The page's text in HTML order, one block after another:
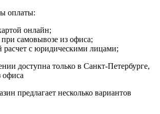
оплаты:
онлайн;
самовывозе из офиса;
расчет с юридическими лицами;
доступна только в Санкт-Петербурге,
офиса
предлагает несколько вариантов